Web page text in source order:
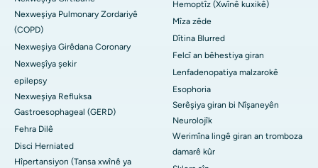
Nexweşiya Pulmonary Zordariyê
(COPD)
Nexweşiya Girêdana Coronary
Nexweşîya şekir
epilepsy
Nexweşiya Refluksa
Gastroesophageal (GERD)
Fehra Dilê
Disci Herniated
Hîpertansiyon (Tansa xwînê ya
Hemoptîz (Xwînê kuxikê)
Mîza zêde
Dîtina Blurred
Felcî an bêhestiya giran
Lenfadenopatiya malzarokê
Esophoria
Serêşiya giran bi Nîşaneyên
Neurolojîk
Werimîna lingê giran an tromboza
damarê kûr